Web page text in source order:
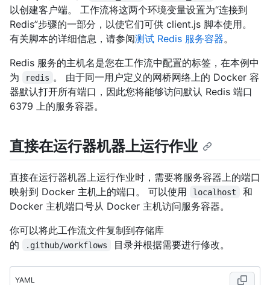
以创建客户端。 工作流将这两个环境变量设置为“连接到
Redis”步骤的一部分，以使它们可供 client.js 脚本使用。
有关脚本的详细信息，请参阅测试 Redis 服务容器。
Redis 服务的主机名是您在工作流中配置的标签，在本例中
为
redis 。 由于同一用户定义的网桥网络上的 Docker 容
器默认打开所有端口，因此您将能够访问默认 Redis 端口
6379 上的服务容器。
直接在运行器机器上运行作业
直接在运行器机器上运行作业时，需要将服务容器上的端口
映射到 Docker 主机上的端口。 可以使用
localhost
和
Docker 主机端口号从 Docker 主机访问服务容器。
你可以将此工作流文件复制到存储库
的
.github/workflows 目录并根据需要进行修改。
YAML